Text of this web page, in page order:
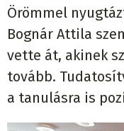
Örömmel
Bognár Attila
vette át, akinek
tovább.
a tanulásra is